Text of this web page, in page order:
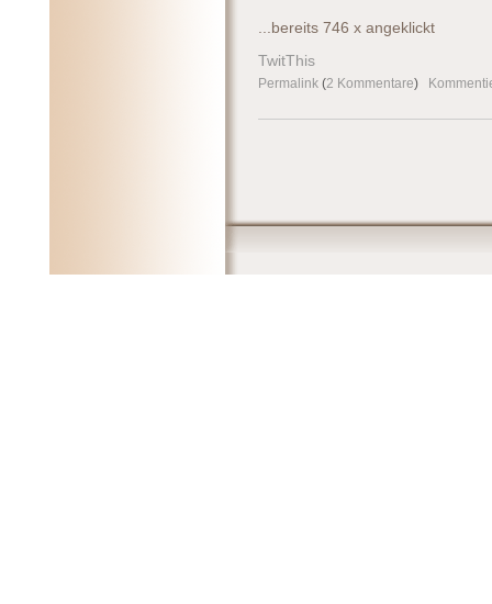
...bereits 746 x angeklickt
TwitThis
Permalink (2 Kommentare)